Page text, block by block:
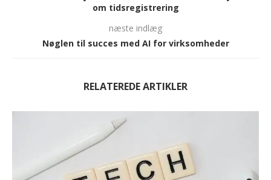
om tidsregistrering
næste indlæg
Nøglen til succes med AI for virksomheder
RELATEREDE ARTIKLER